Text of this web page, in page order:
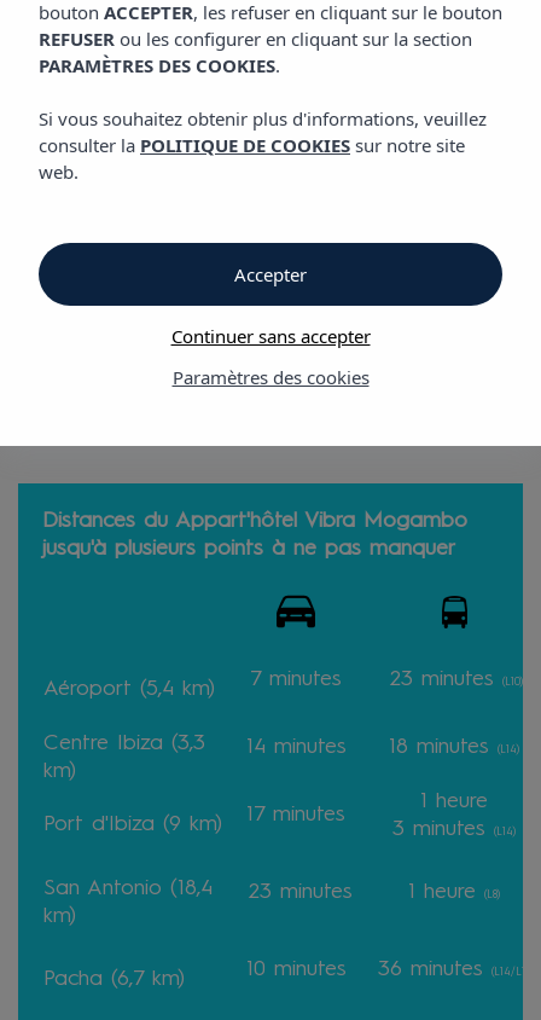
Emplacement
Vibra Mogambo se trouve dans les meilleurs
eaux turquoise avec une atmosphère qui laissent sans voix.
Une fois les batteries rechargées, nous visiterons le centre
d’Ibiza, à dix minutes en taxi de l’hôtel. Un verre sur le port
blanches de la Marina sont des passages obligés. Tout avoir à
portée de main, c’est merveilleux.
Distances du Appart'hôtel Vibra Mogambo
jusqu'à plusieurs points à ne pas manquer
Aéroport (5,4 km) 7 minutes 23 minutes (L10)
Centre Ibiza (3,3
km)
14 minutes 18 minutes (L14)
Port d'Ibiza (9 km) 17 minutes
1 heure
3 minutes (L14)
San Antonio (18,4
km)
23 minutes 1 heure (L8)
Pacha (6,7 km) 10 minutes 36 minutes (L14/L10)
bouton ACCEPTER, les refuser en cliquant sur le bouton
REFUSER ou les configurer en cliquant sur la section
PARAMÈTRES DES COOKIES.
Si vous souhaitez obtenir plus d'informations, veuillez
consulter la POLITIQUE DE COOKIES sur notre site
web.
Paramètres des cookies
Continuer sans accepter
Accepter